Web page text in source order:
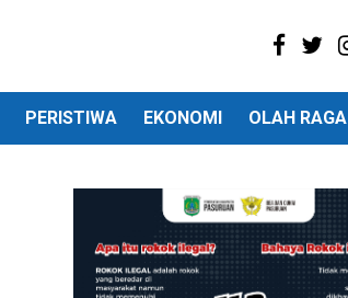
PERISTIWA EKONOMI OLAH RAGA